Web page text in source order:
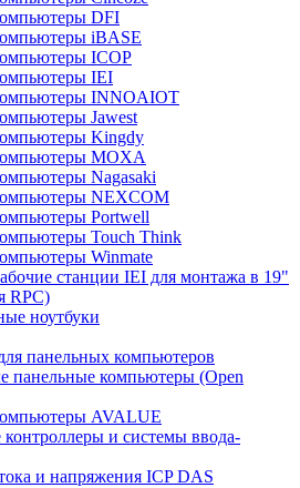
DFI
iBASE
ICOP
IEI
INNOAIOT
Jawest
Kingdy
MOXA
Nagasaki
NEXCOM
Portwell
Touch Think
Winmate
станции IEI для монтажа в 19"
RPC)
ноутбуки
панельных компьютеров
панельные компьютеры (Open
AVALUE
и системы ввода-
и напряжения ICP DAS